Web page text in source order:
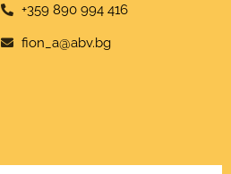
+359 890 994 416
fion_a@abv.bg